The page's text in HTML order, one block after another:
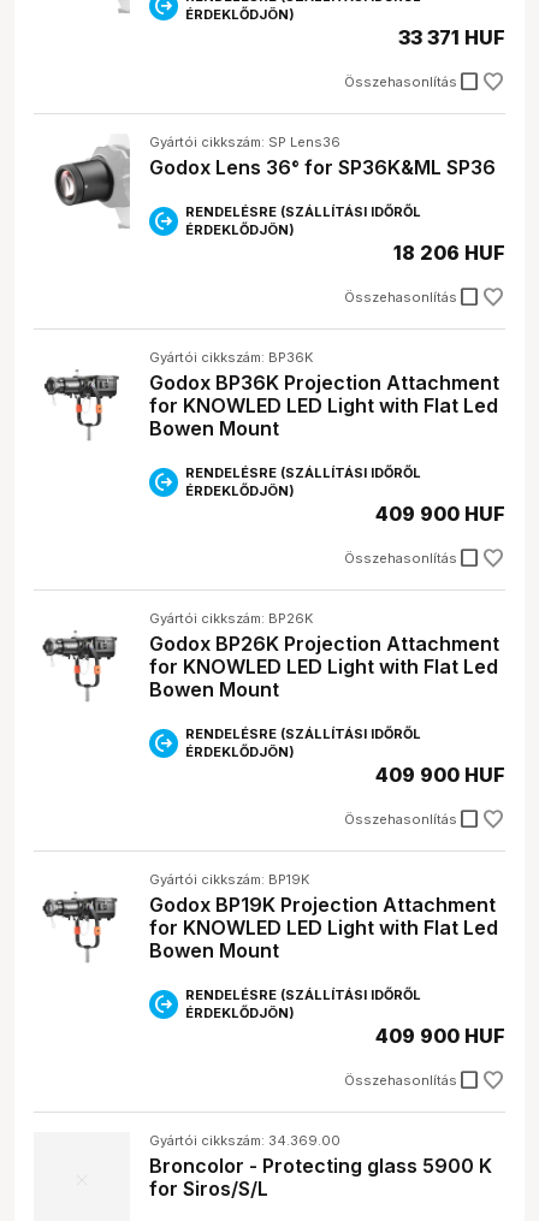
ÉRDEKLŐDJÖN)
Összehasonlítás check_box_outline_blank
33 371 HUF
Gyártói cikkszám: SP Lens36
Godox Lens 36° for SP36K&ML SP36
RENDELÉSRE (SZÁLLÍTÁSI IDŐRŐL
ÉRDEKLŐDJÖN)
Összehasonlítás check_box_outline_blank
18 206 HUF
Gyártói cikkszám: BP36K
Godox BP36K Projection Attachment
for KNOWLED LED Light with Flat Led
Bowen Mount
RENDELÉSRE (SZÁLLÍTÁSI IDŐRŐL
ÉRDEKLŐDJÖN)
Összehasonlítás check_box_outline_blank
409 900 HUF
Gyártói cikkszám: BP26K
Godox BP26K Projection Attachment
for KNOWLED LED Light with Flat Led
Bowen Mount
RENDELÉSRE (SZÁLLÍTÁSI IDŐRŐL
ÉRDEKLŐDJÖN)
Összehasonlítás check_box_outline_blank
409 900 HUF
Gyártói cikkszám: BP19K
Godox BP19K Projection Attachment
for KNOWLED LED Light with Flat Led
Bowen Mount
RENDELÉSRE (SZÁLLÍTÁSI IDŐRŐL
ÉRDEKLŐDJÖN)
Összehasonlítás check_box_outline_blank
409 900 HUF
Gyártói cikkszám: 34.369.00
Broncolor - Protecting glass 5900 K
for Siros/S/L